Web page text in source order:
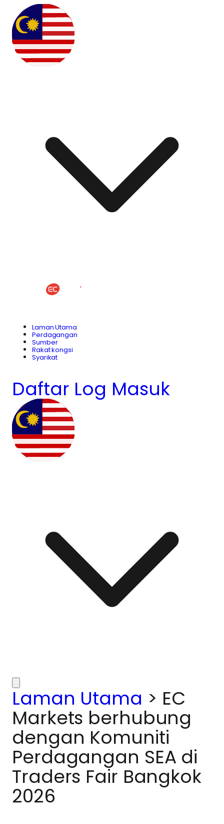
Laman Utama
Perdagangan
Sumber
Rakat kongsi
Syarikat
Daftar Log Masuk
Laman Utama > EC
Markets berhubung
dengan Komuniti
Perdagangan SEA di
Traders Fair Bangkok
2026